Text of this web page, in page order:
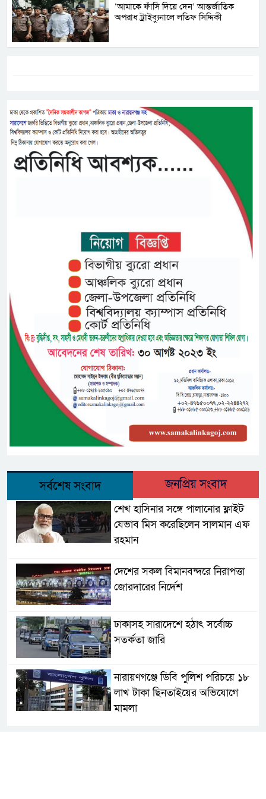
‘আমাকে ফাঁসি দিয়ে দেন’ আন্তর্জাতিক
অপরাধ ট্রাইব্যুনালে লতিফ সিদ্দিকী
সর্বশেষ সংবাদ জনপ্রিয় সংবাদ
শেখ হাসিনার সঙ্গে পালানোর ফ্লাইট
যেভাব মিস করেছিলেন সালমান এফ
রহমান
দেশের সকল বিমানবন্দরে নিরাপত্তা
জোরদারের নির্দেশ
ঢাকাসহ সারাদেশে হঠাৎ সর্বোচ্চ
সতর্কতা জা‌রি
নারায়ণগঞ্জে ডিবি পুলিশ পরিচয়ে ১৮
লাখ টাকা ছিনতাইয়ের অভিযোগে
মামলা